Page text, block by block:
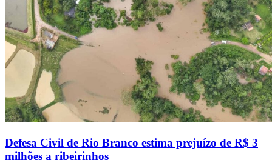
Defesa Civil de Rio Branco estima prejuízo de R$ 3
milhões a ribeirinhos